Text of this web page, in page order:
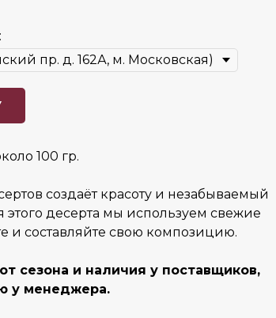
100 гр.
создаёт красоту и незабываемый
этого десерта мы используем свежие
и составляйте свою композицию.
сезона и наличия у поставщиков,
у менеджера.